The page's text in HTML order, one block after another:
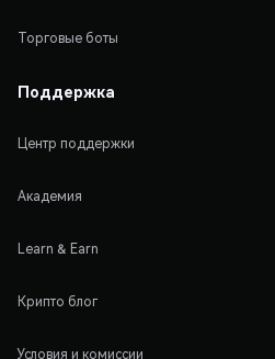
Торговые боты
Поддержка
Центр поддержки
Академия
Learn & Earn
Крипто блог
Условия и комиссии